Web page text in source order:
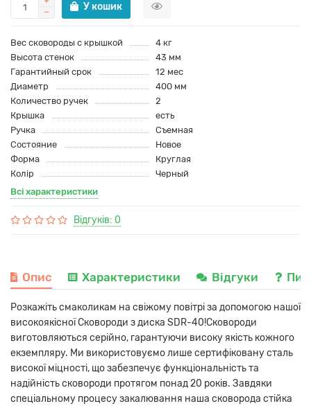
У кошик
Вес сковороды с крышкой
4 кг
Высота стенок
43 мм
Гарантийный срок
12 мес
Диаметр
400 мм
Количество ручек
2
Крышка
есть
Ручка
Съемная
Состояние
Новое
Форма
Круглая
Колір
Черный
Всі характеристики
Відгуків: 0
Опис Характеристики Відгуки
Розкажіть смаколикам на свіжому повітрі за допомогою нашої
високоякісної Сковороди з диска SDR-40!Сковороди
виготовляються серійно, гарантуючи високу якість кожного
екземпляру. Ми використовуємо лише сертифіковану сталь
високої міцності, що забезпечує функціональність та
надійність сковороди протягом понад 20 років. Завдяки
спеціальному процесу закалювання наша сковорода стійка